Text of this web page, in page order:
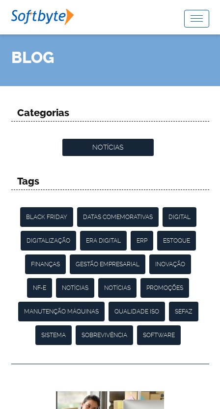
BLOG
Categorias
NOTÍCIAS
Tags
BLACK FRIDAY DATAS COMEMORATIVAS DIGITAL
DIGITALIZAÇÃO ERA DIGITAL ERP ESTOQUE
FINANÇAS GESTÃO EMPRESARIAL INOVAÇÃO
NF-E NOTÍCIAS NOTÍCIAS PROMOÇÕES
MANUTENÇÃO MÁQUINAS QUALIDADE ISO SEFAZ
SISTEMA SOBREVIVÊNCIA SOFTWARE